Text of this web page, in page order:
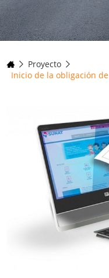
Proyecto
Inicio de la obligación